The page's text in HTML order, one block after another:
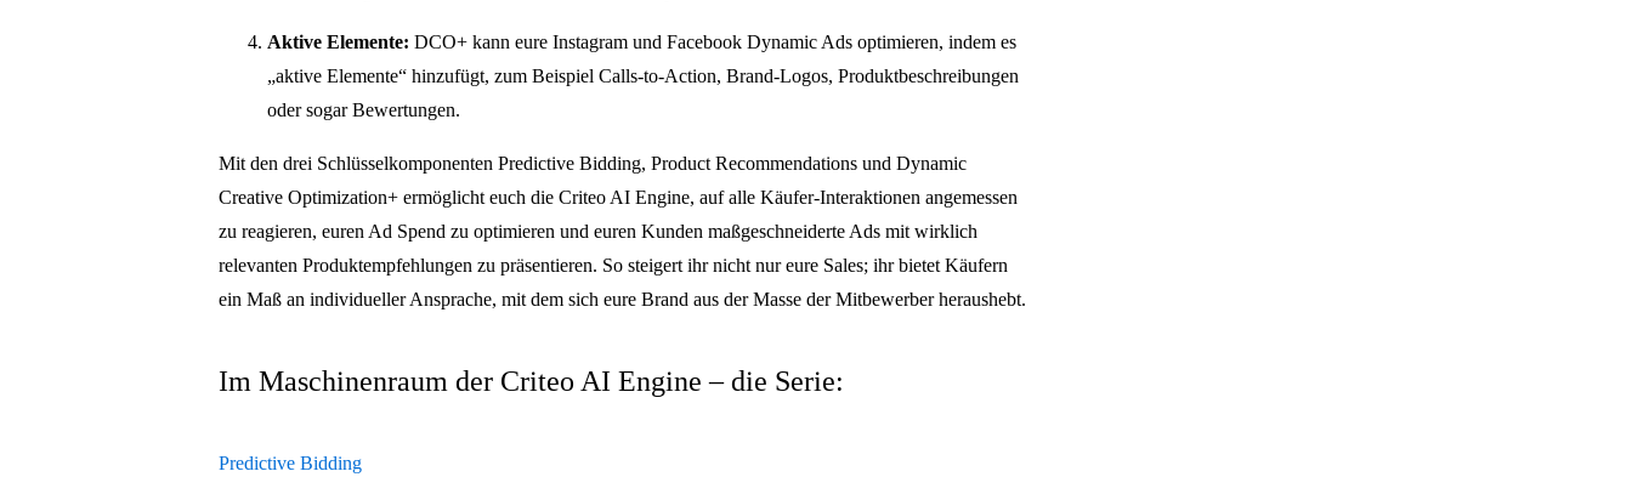
Aktive Elemente: DCO+ kann eure Instagram und Facebook Dynamic Ads optimieren, indem es
„aktive Elemente“ hinzufügt, zum Beispiel Calls-to-Action, Brand-Logos, Produktbeschreibungen
oder sogar Bewertungen.
Mit den drei Schlüsselkomponenten Predictive Bidding, Product Recommendations und Dynamic
Creative Optimization+ ermöglicht euch die Criteo AI Engine, auf alle Käufer-Interaktionen angemessen
zu reagieren, euren Ad Spend zu optimieren und euren Kunden maßgeschneiderte Ads mit wirklich
relevanten Produktempfehlungen zu präsentieren. So steigert ihr nicht nur eure Sales; ihr bietet Käufern
ein Maß an individueller Ansprache, mit dem sich eure Brand aus der Masse der Mitbewerber heraushebt.
Im Maschinenraum der Criteo AI Engine – die Serie:
Predictive Bidding